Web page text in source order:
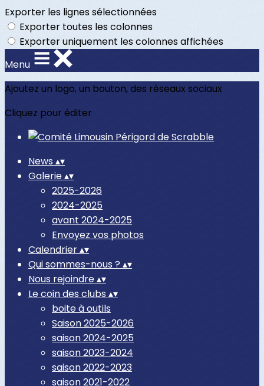
Exporter les lignes sélectionnées
Exporter toutes les colonnes
Exporter uniquement les colonnes affichées
Menu
Ajoutez un logo, un bouton, des réseaux sociaux
Cliquez pour éditer
News ▴▾
Galerie▴▾
2025-2026
2024-2025
avant 2024-2025
Envoyez vos photos
Calendrier▴▾
Qui sommes-nous ? ▴▾
Nous rejoindre▴▾
Le coin des clubs ▴▾
boite à outils
Saison 2025-2026
saison 2024-2025
saison 2023-2024
saison 2022-2023
saison 2021-2022